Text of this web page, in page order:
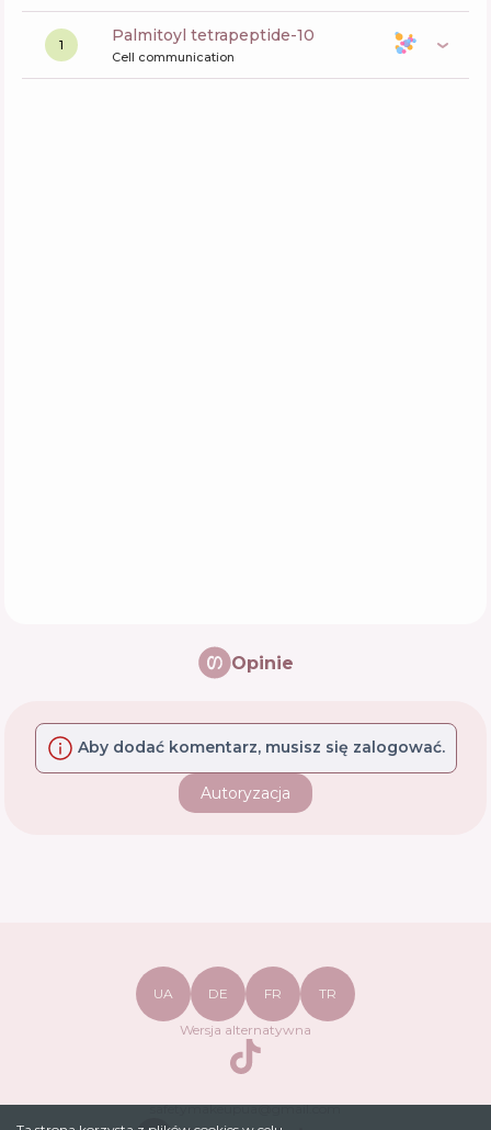
1 palmitoyl tetrapeptide-10
Cell communication
Opinie
Aby dodać komentarz, musisz się zalogować.
Autoryzacja
UA DE FR TR
Wersja alternatywna
TikTok
safetymakeupua@gmail.com